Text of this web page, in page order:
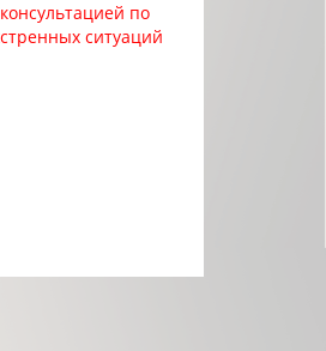
по
ситуаций